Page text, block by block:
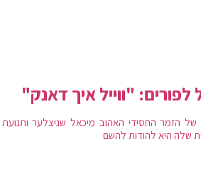
"ווייל איך דאנק"
של הזמר החסידי האהוב מיכאל שניצלער ותנועת
שלה היא להודות להשם